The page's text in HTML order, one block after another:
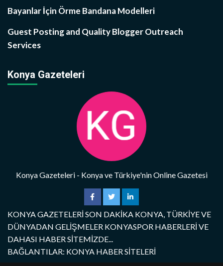
Bayanlar İçin Örme Bandana Modelleri
Guest Posting and Quality Blogger Outreach
Services
Konya Gazeteleri
Konya Gazeteleri - Konya ve Türkiye'nin Online Gazetesi
KONYA GAZETELERİ SON DAKİKA KONYA, TÜRKİYE VE
DÜNYADAN GELİŞMELER KONYASPOR HABERLERİ VE
DAHASI HABER SİTEMİZDE...
BAĞLANTILAR: KONYA HABER SİTELERİ